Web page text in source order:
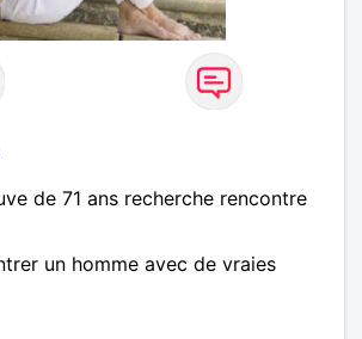
de 71 ans recherche rencontre
un homme avec de vraies